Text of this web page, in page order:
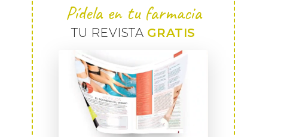
Pídela en tu farmacia
TU REVISTA GRATIS